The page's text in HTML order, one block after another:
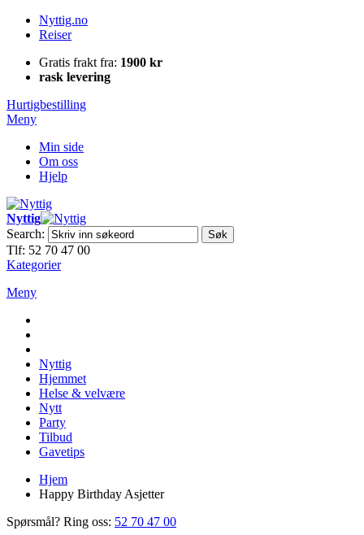
Nyttig.no
Reiser
Gratis frakt fra: 1900 kr
rask levering
Hurtigbestilling
Meny
Min side
Om oss
Hjelp
Nyttig
Search:
Søk
Tlf: 52 70 47 00
Kategorier
Meny
Nyttig
Hjemmet
Helse & velvære
Nytt
Party
Tilbud
Gavetips
Hjem
Happy Birthday Asjetter
Spørsmål? Ring oss: 52 70 47 00